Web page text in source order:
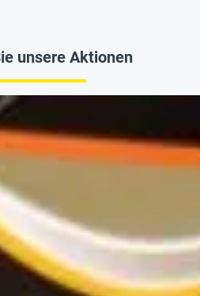
unsere Aktionen